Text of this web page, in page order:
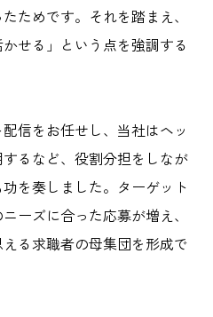
ためです。それを踏まえ、
せる」という点を強調する
信をお任せし、当社はヘッ
るなど、役割分担をしなが
を奏しました。ターゲット
ーズに合った応募が増え、
る求職者の母集団を形成で